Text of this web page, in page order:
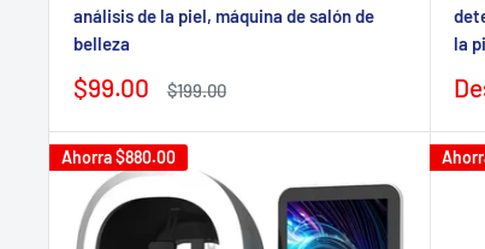
análisis de la piel, máquina de salón de
belleza
Precio
venta
$99.00
Precio
$199.00
la
Ahorra$880.00